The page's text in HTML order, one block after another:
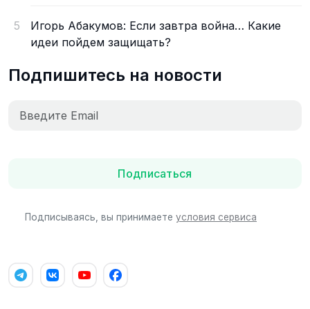
5
Игорь Абакумов: Если завтра война… Какие
идеи пойдем защищать?
Подпишитесь на новости
Подписаться
Подписываясь, вы принимаете условия сервиса